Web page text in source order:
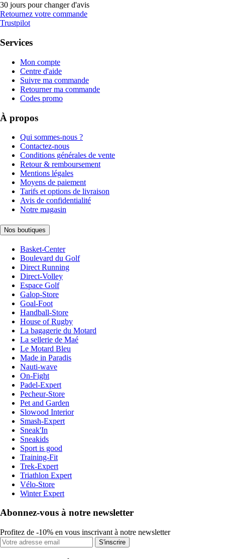
30 jours pour changer d'avis
Retournez votre commande
Trustpilot
Services
Mon compte
Centre d'aide
Suivre ma commande
Retourner ma commande
Codes promo
À propos
Qui sommes-nous ?
Contactez-nous
Conditions générales de vente
Retour & remboursement
Mentions légales
Moyens de paiement
Tarifs et options de livraison
Avis de confidentialité
Notre magasin
Nos boutiques
Basket-Center
Boulevard du Golf
Direct Running
Direct-Volley
Espace Golf
Galop-Store
Goal-Foot
Handball-Store
House of Rugby
La bagagerie du Motard
La sellerie de Maé
Le Motard Bleu
Made in Paradis
Nauti-wave
On-Fight
Padel-Expert
Pecheur-Store
Pet and Garden
Slowood Interior
Smash-Expert
Sneak'In
Sneakids
Sport is good
Training-Fit
Trek-Expert
Triathlon Expert
Vélo-Store
Winter Expert
Abonnez-vous à notre newsletter
Profitez de -10% en vous inscrivant à notre newsletter
S'inscrire